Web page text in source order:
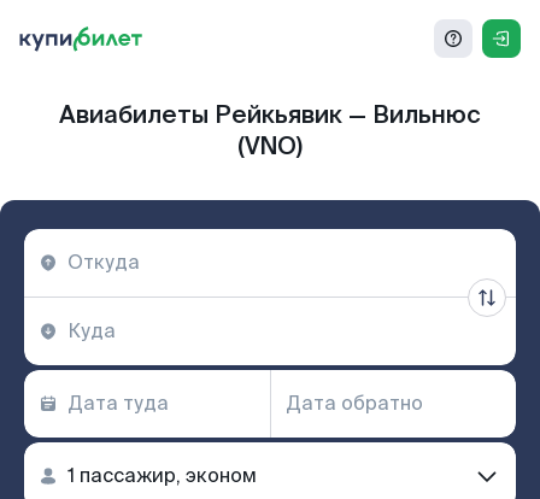
Авиабилеты Рейкьявик — Вильнюс
(VNO)